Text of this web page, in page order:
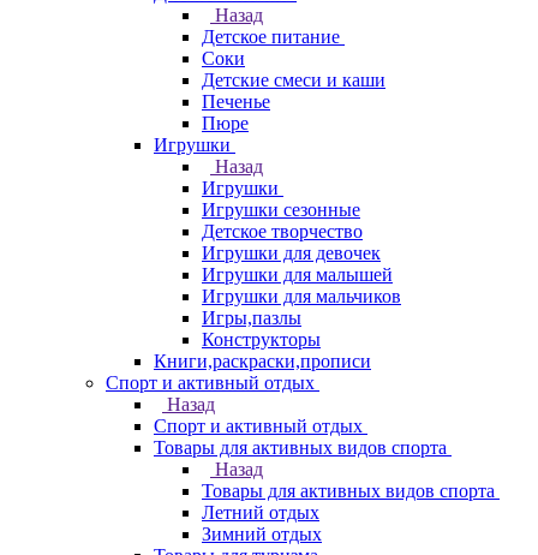
Назад
Детское питание
Соки
Детские смеси и каши
Печенье
Пюре
Игрушки
Назад
Игрушки
Игрушки сезонные
Детское творчество
Игрушки для девочек
Игрушки для малышей
Игрушки для мальчиков
Игры,пазлы
Конструкторы
Книги,раскраски,прописи
Спорт и активный отдых
Назад
Спорт и активный отдых
Товары для активных видов спорта
Назад
Товары для активных видов спорта
Летний отдых
Зимний отдых